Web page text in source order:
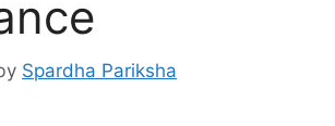
Spardha Pariksha